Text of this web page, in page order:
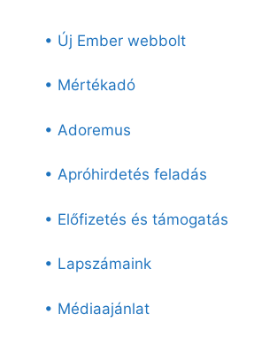
• Új Ember webbolt
• Mértékadó
• Adoremus
• Apróhirdetés feladás
• Előfizetés és támogatás
• Lapszámaink
• Médiaajánlat